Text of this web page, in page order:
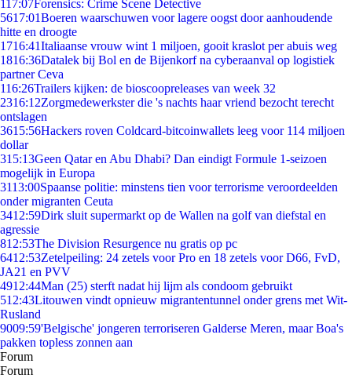
117:07Forensics: Crime Scene Detective
5617:01Boeren waarschuwen voor lagere oogst door aanhoudende
hitte en droogte
1716:41Italiaanse vrouw wint 1 miljoen, gooit kraslot per abuis weg
1816:36Datalek bij Bol en de Bijenkorf na cyberaanval op logistiek
partner Ceva
116:26Trailers kijken: de bioscoopreleases van week 32
2316:12Zorgmedewerkster die 's nachts haar vriend bezocht terecht
ontslagen
3615:56Hackers roven Coldcard-bitcoinwallets leeg voor 114 miljoen
dollar
315:13Geen Qatar en Abu Dhabi? Dan eindigt Formule 1-seizoen
mogelijk in Europa
3113:00Spaanse politie: minstens tien voor terrorisme veroordeelden
onder migranten Ceuta
3412:59Dirk sluit supermarkt op de Wallen na golf van diefstal en
agressie
812:53The Division Resurgence nu gratis op pc
6412:53Zetelpeiling: 24 zetels voor Pro en 18 zetels voor D66, FvD,
JA21 en PVV
4912:44Man (25) sterft nadat hij lijm als condoom gebruikt
512:43Litouwen vindt opnieuw migrantentunnel onder grens met Wit-
Rusland
9009:59'Belgische' jongeren terroriseren Galderse Meren, maar Boa's
pakken topless zonnen aan
Forum
Forum